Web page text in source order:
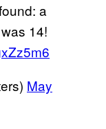
a
14!
May